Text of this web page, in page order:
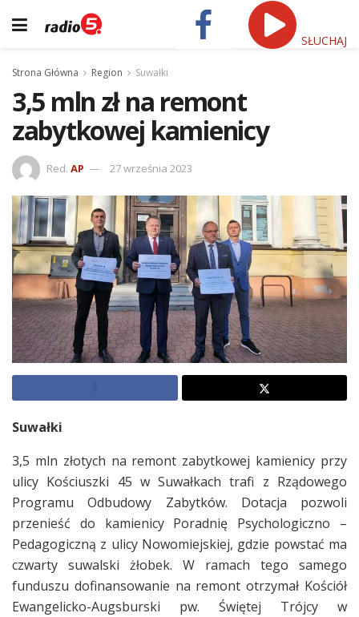
SŁUCHAJ
Strona Główna Region Suwałki
3,5 mln zł na remont
zabytkowej kamienicy
Red. AP 27 września 2023
Suwałki
3,5 mln złotych na remont zabytkowej kamienicy przy
ulicy Kościuszki 45 w Suwałkach trafi z Rządowego
Programu Odbudowy Zabytków. Dotacja pozwoli
przenieść do kamienicy Poradnię Psychologiczno –
Pedagogiczną z ulicy Nowomiejskiej, gdzie powstać ma
czwarty suwalski żłobek. W ramach tego samego
funduszu dofinansowanie na remont otrzymał Kościół
Ewangelicko-Augsburski pw. Świętej Trójcy w